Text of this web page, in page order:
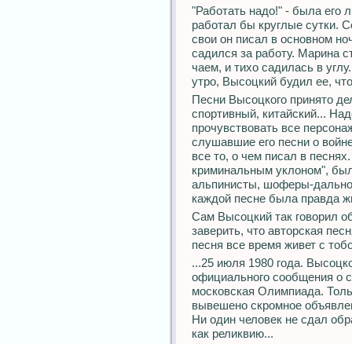
"Работать надо!" - была его
работал бы круглые сутки.
свои он писал в основном
садился за работу. Марина
чаем, и тихо садилась в
утро, Высоцкий будил ее,
Песни Высоцкого принято
спортивный, китайский...
прочувствовать все
слушавшие его песни о
все то, о чем писал в
криминальным уклоном",
альпинисты, шоферы-
каждой песне была правда
Сам Высоцкий так говорил
заверить, что авторская
песня все время живет с
...25 июля 1980 года.
официального сообщения о
московская Олимпиада.
вывешено скромное
Ни один человек не сдал
как реликвию...